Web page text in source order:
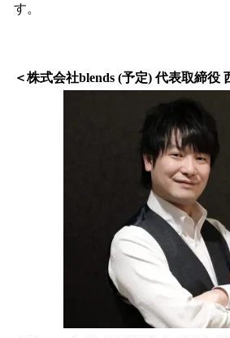
す。
＜株式会社blends (予定) 代表取締役